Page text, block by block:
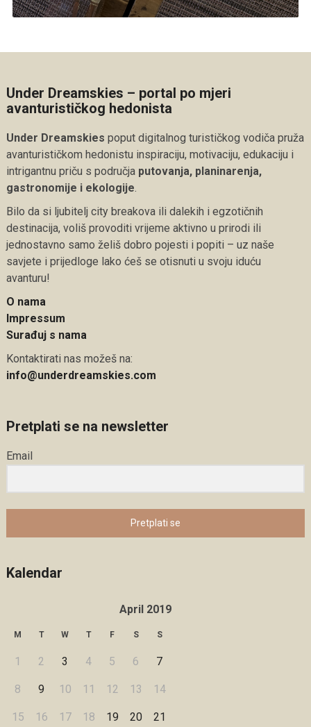
Under Dreamskies – portal po mjeri
avanturističkog hedonista
Under Dreamskies poput digitalnog turističkog vodiča pruža
avanturističkom hedonistu inspiraciju, motivaciju, edukaciju i
intrigantnu priču s područja putovanja, planinarenja,
gastronomije i ekologije
Bilo da si ljubitelj city breakova ili dalekih i egzotičnih
destinacija, voliš provoditi vrijeme aktivno u prirodi ili
jednostavno samo želiš dobro pojesti i popiti – uz naše
savjete i prijedloge lako ćeš se otisnuti u svoju iduću
avanturu!
O nama
Impressum
Surađuj s nama
Kontaktirati nas možeš na:
info@underdreamskies.com
Pretplati se na newsletter
Email
Pretplati se
Kalendar
April 2019
M T W T F S S
1 2 3 4 5 6 7
8 9 10 11 12 13 14
15 16 17 18 19 20 21